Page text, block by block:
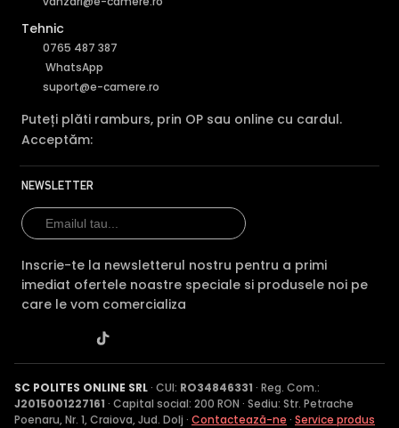
Tehnic
0765 487 387
WhatsApp
suport@e-camere.ro
Puteți plăti ramburs, prin OP sau online cu cardul.
Acceptăm:
NEWSLETTER
Inscrie-te la newsletterul nostru pentru a primi
imediat ofertele noastre speciale si produsele noi pe
care le vom comercializa
SC POLITES ONLINE SRL· CUI: RO34846331 · Reg. Com.:
J2015001227161 · Capital social: 200 RON · Sediu: Str. Petrache
Poenaru, Nr. 1, Craiova, Jud. Dolj · Contactează-ne · Service produs